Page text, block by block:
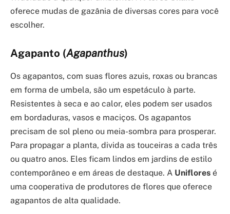
oferece mudas de gazânia de diversas cores para você
escolher.
Agapanto (Agapanthus)
Os agapantos, com suas flores azuis, roxas ou brancas
em forma de umbela, são um espetáculo à parte.
Resistentes à seca e ao calor, eles podem ser usados
em bordaduras, vasos e maciços. Os agapantos
precisam de sol pleno ou meia-sombra para prosperar.
Para propagar a planta, divida as touceiras a cada três
ou quatro anos. Eles ficam lindos em jardins de estilo
contemporâneo e em áreas de destaque. A Uniflores é
uma cooperativa de produtores de flores que oferece
agapantos de alta qualidade.